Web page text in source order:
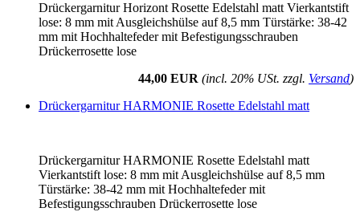
Drückergarnitur Horizont Rosette Edelstahl matt Vierkantstift
lose: 8 mm mit Ausgleichshülse auf 8,5 mm Türstärke: 38-42
mm mit Hochhaltefeder mit Befestigungsschrauben
Drückerrosette lose
44,00 EUR (incl. 20% USt. zzgl. Versand)
Drückergarnitur HARMONIE Rosette Edelstahl matt
Drückergarnitur HARMONIE Rosette Edelstahl matt
Vierkantstift lose: 8 mm mit Ausgleichshülse auf 8,5 mm
Türstärke: 38-42 mm mit Hochhaltefeder mit
Befestigungsschrauben Drückerrosette lose